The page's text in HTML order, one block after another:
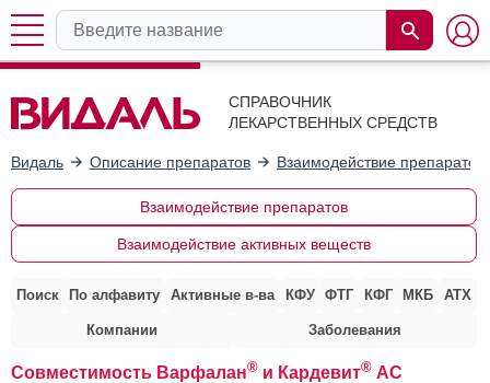
СПРАВОЧНИК
ЛЕКАРСТВЕННЫХ СРЕДСТВ
Видаль Описание препаратов Взаимодействие препаратов
Взаимодействие препаратов
Взаимодействие активных веществ
Поиск По алфавиту Активные в-ва КФУ ФТГ КФГ МКБ АТХ
Компании Заболевания
Совместимость Варфалан® и Кардевит® АС